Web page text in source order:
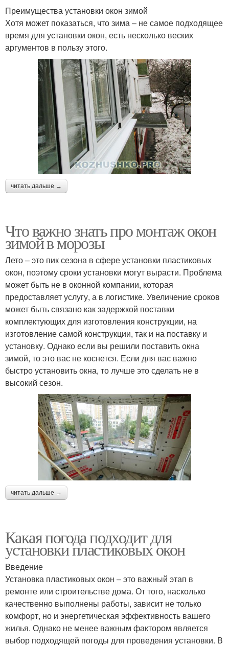
Преимущества установки окон зимой
Хотя может показаться, что зима – не самое подходящее
время для установки окон, есть несколько веских
аргументов в пользу этого.
читать дальше →
Что важно знать про монтаж окон
зимой в морозы
Лето – это пик сезона в сфере установки пластиковых
окон, поэтому сроки установки могут вырасти. Проблема
может быть не в оконной компании, которая
предоставляет услугу, а в логистике. Увеличение сроков
может быть связано как задержкой поставки
комплектующих для изготовления конструкции, на
изготовление самой конструкции, так и на поставку и
установку. Однако если вы решили поставить окна
зимой, то это вас не коснется. Если для вас важно
быстро установить окна, то лучше это сделать не в
высокий сезон.
читать дальше →
Какая погода подходит для
установки пластиковых окон
Введение
Установка пластиковых окон – это важный этап в
ремонте или строительстве дома. От того, насколько
качественно выполнены работы, зависит не только
комфорт, но и энергетическая эффективность вашего
жилья. Однако не менее важным фактором является
выбор подходящей погоды для проведения установки. В